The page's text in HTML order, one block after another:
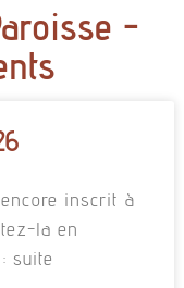
-
encore inscrit à
la en
suite